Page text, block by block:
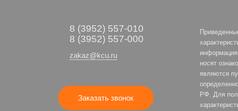
8 (3952) 557-010
8 (3952) 557-000
zakaz@kcu.ru
Заказать звонок
носят
являются
РФ. Для